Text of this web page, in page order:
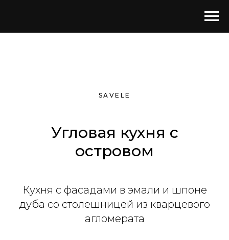
SAVELE
Угловая кухня с
островом
Кухня c фасадами в эмали и шпоне
дуба со столешницей из кварцевого
агломерата